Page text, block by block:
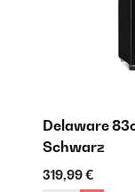
Delaware
Schwarz
319,99 €